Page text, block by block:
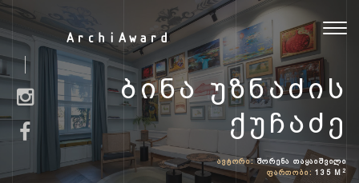
ArchiAward
ᲑᲘᲜᲐ ᲣᲖᲜᲐᲫᲘᲡ
ᲥᲣᲩᲐᲫᲔ
ᲐᲕᲢᲝᲠᲘ:ᲨᲝᲠᲔᲜᲐ ᲗᲐᲧᲐᲘᲨᲕᲘᲚᲘ
ᲤᲐᲠᲗᲝᲑᲘ: 135 M2